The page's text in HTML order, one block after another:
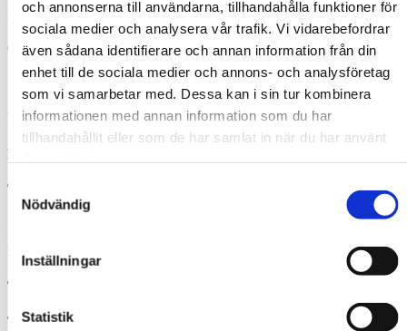
och annonserna till användarna, tillhandahålla funktioner för
sociala medier och analysera vår trafik. Vi vidarebefordrar
även sådana identifierare och annan information från din
enhet till de sociala medier och annons- och analysföretag
som vi samarbetar med. Dessa kan i sin tur kombinera
informationen med annan information som du har
tillhandahållit eller som de har samlat in när du har använt
Samtyckesval
Nödvändig
Inställningar
Statistik
För att kontakta våra lärare, använd mallen
”fornamn.efternamn@tibble.nu”. Det går bra att ringa eller mejla
enligt ovan för att få information om stavning m.m.
Rektor & biträdande rektorer
Rektor
Liisa Gellerstedt
Telefon:
Biträdande rektor EK
Tove Skytt
Telefon: 073-661 27 70